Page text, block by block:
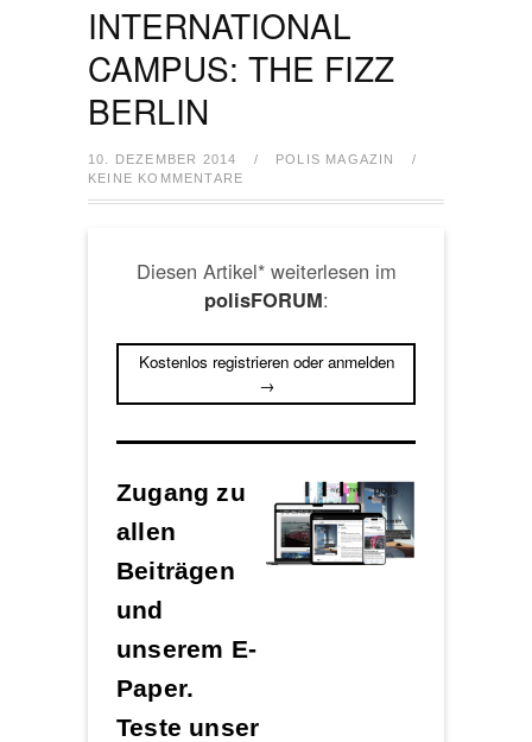
INTERNATIONAL
CAMPUS: THE FIZZ
BERLIN
10. DEZEMBER 2014 / POLIS MAGAZIN
/
KEINE KOMMENTARE
Diesen Artikel* weiterlesen im
polisFORUM:
Kostenlos registrieren oder anmelden
→
Zugang zu
allen
Beiträgen
und
unserem E-
Paper.
Teste unser